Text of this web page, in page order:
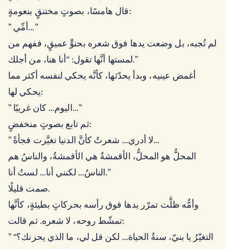
قال هامسًا، بصوتٍ مختنقٍ بنعومةٍ:
” أمِّي…”
لم تُجبه، بل وضعت يدها فوق شعره بحنوٍّ عميقٍ، ففهم من
لمستها أنَّها تقول: “أنا هنا، من أجلك.”
أغمض عينيه، وبدأ يحدّثها، كأنَّه يحكي لنفسه أكثر مما
يحكي لها:
” اليوم… كان غريبًا…”
ثم تابع بصوتٍ منخفضٍ:
” لا أدري… شعرتُ كأنَّ الدنيا تغيَّرت فجأةً…
المحلُّ هو المحلُّ، الأقمشةُ هي الأقمشةُ، والناسُ هم
الناسُ… لكنني أنا… لستُ أنا.”
صمت قليلًا.
وأمُّه ظلَّت تمرّر يدها فوق رأسه بحركاتٍ بطيئةٍ، كأنَّها
تمشّط روحه، لا شعره. ثم قالت:
” “التغيّرُ يا بنيّ، سنةُ الحياة… لكن قل لي، ما الذي يحزنك؟